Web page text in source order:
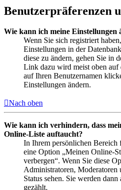
Benutzerpräferenzen
Wie kann ich meine Einstellungen
Wenn Sie sich registriert
Einstellungen in der
diese zu ändern, gehen Sie in
Link dazu wird meist oben auf
auf Ihren Benutzernamen
Einstellungen ändern.
Nach oben
Wie kann ich verhindern, dass
Online-Liste auftaucht?
In Ihrem persönlichen Bereich
eine Option „Meinen Online-
verbergen“. Wenn Sie diese
Administratoren, Moderatoren
Status sehen. Sie werden
gezählt.